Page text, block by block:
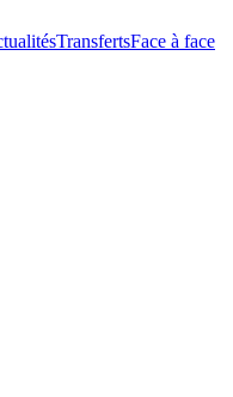
TransfertsFace à face